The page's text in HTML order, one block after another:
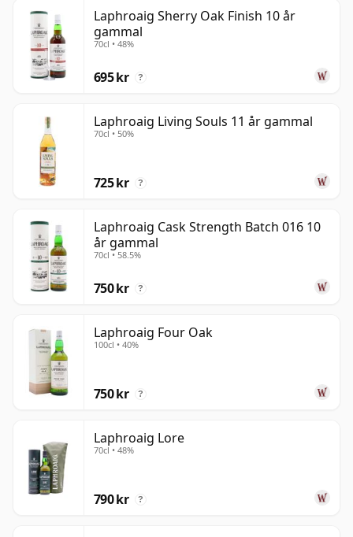
Laphroaig Sherry Oak Finish 10 år
gammal
70cl • 48%
695 kr ?
Laphroaig Living Souls 11 år gammal
70cl • 50%
725 kr ?
Laphroaig Cask Strength Batch 016 10
år gammal
70cl • 58.5%
750 kr ?
Laphroaig Four Oak
100cl • 40%
750 kr ?
Laphroaig Lore
70cl • 48%
790 kr ?